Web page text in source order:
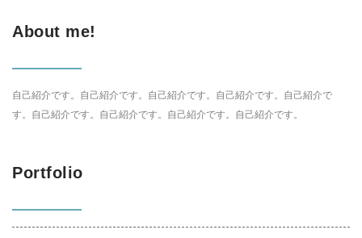
About me!
自己紹介です。自己紹介です。自己紹介です。自己紹介です。自己紹介で
す。自己紹介です。自己紹介です。自己紹介です。自己紹介です。
Portfolio